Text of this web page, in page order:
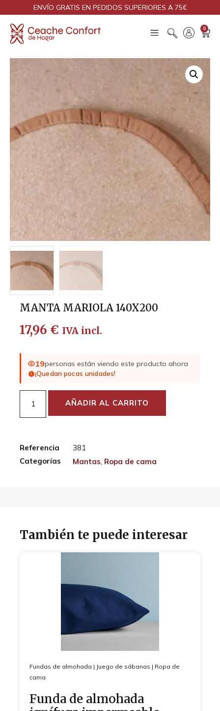
ENVÍO GRATIS EN PEDIDOS SUPERIORES A 75€
0
MANTA MARIOLA 140X200
17,96 € IVA incl.
19personas están viendo este producto ahora
¡Quedan pocas unidades!
AÑADIR AL CARRITO
Referencia
381
Categorías
Mantas, Ropa de cama
También te puede interesar
Fundas de almohada | Juego de sábanas | Ropa de
cama
Funda de almohada